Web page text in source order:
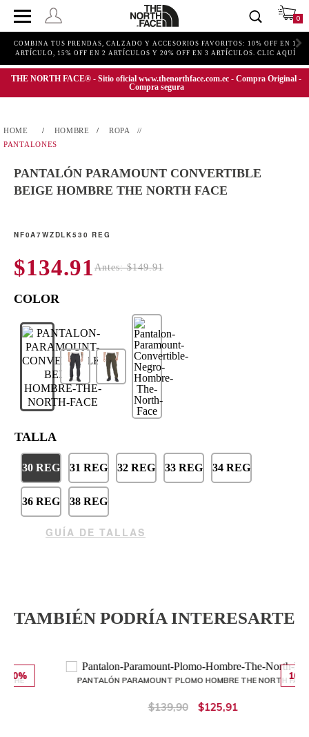
0
COMBINA TUS PRENDAS, CALZADO Y ACCESORIOS FAVORITOS: 10% OFF EN 1
ARTÍCULO, 15% OFF EN 2 ARTÍCULOS Y 20% OFF EN 3 ARTÍCULOS. CLIC AQUÍ
THE NORTH FACE® - Sitio oficial www.thenorthface.com.ec - Compra Original -
Compra segura
HOMBRE
ROPA
PANTALONES
PANTALÓN PARAMOUNT CONVERTIBLE
BEIGE HOMBRE THE NORTH FACE
NF0A7WZDLK530 REG
$134.91 Antes: $149.91
TALLA
30 REG 31 REG 32 REG 33 REG 34 REG
36 REG 38 REG
GUÍA DE TALLAS
TAMBIÉN PODRÍA INTERESARTE
10%
PANTALÓN PARAMOUNT PLOMO HOMBRE THE NORTH FACE
$139,90 $125,91